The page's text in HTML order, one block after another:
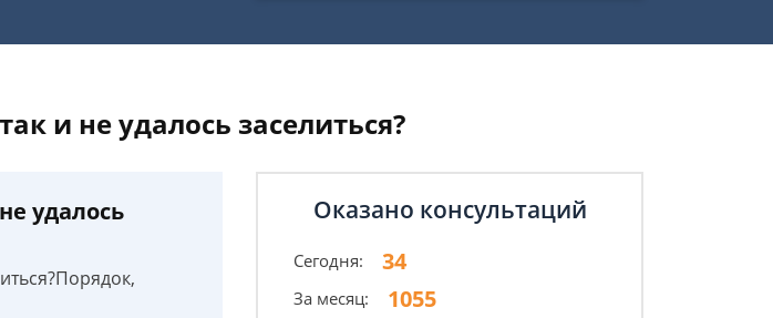
и не удалось заселиться?
удалось
Оказано консультаций
Сегодня: 34
За месяц: 1055